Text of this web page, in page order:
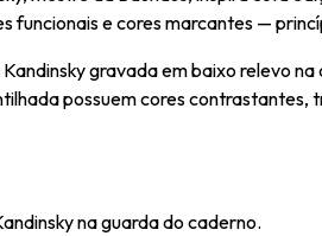
funcionais e cores marcantes —
gravada em baixo relevo
possuem cores contrastantes,
na guarda do caderno.